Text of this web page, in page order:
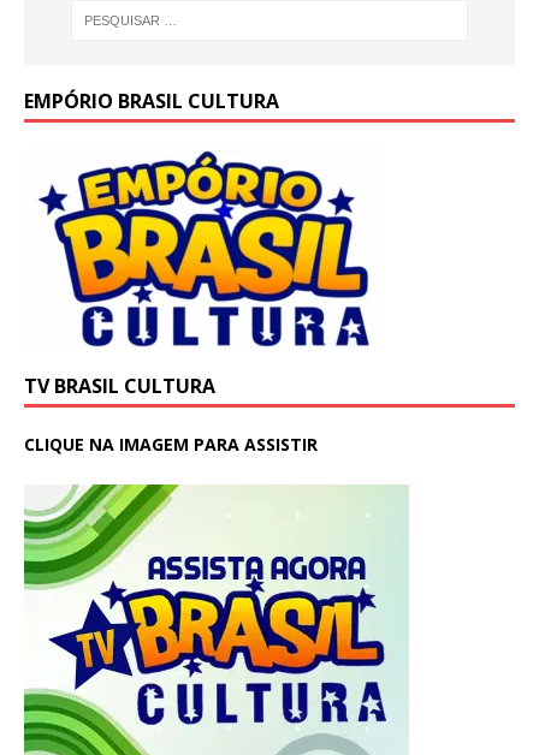
EMPÓRIO BRASIL CULTURA
TV BRASIL CULTURA
CLIQUE NA IMAGEM PARA ASSISTIR